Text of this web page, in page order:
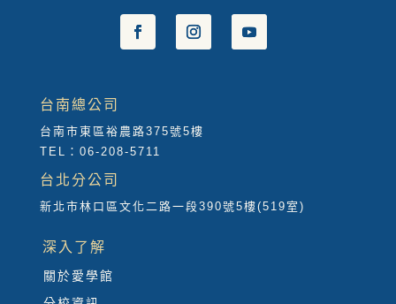
台南總公司
台南市東區裕農路375號5樓
TEL：06-208-5711
台北分公司
新北市林口區文化二路一段390號5樓(519室)
深入了解
關於愛學館